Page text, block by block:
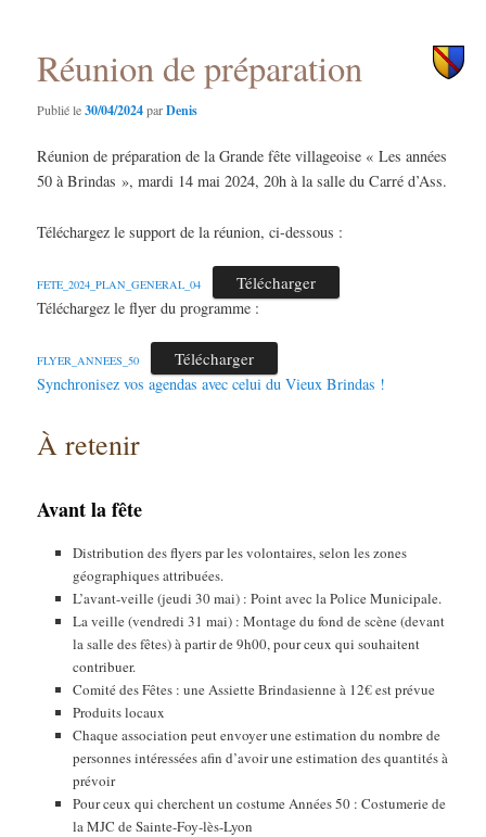
Réunion de préparation
Publié le30/04/2024parDenis
Réunion de préparation de la Grande fête villageoise « Les années
50 à Brindas », mardi 14 mai 2024, 20h à la salle du Carré d’Ass.
Téléchargez le support de la réunion, ci-dessous :
FETE_2024_PLAN_GENERAL_04 Télécharger
Téléchargez le flyer du programme :
FLYER_ANNEES_50 Télécharger
Synchronisez vos agendas avec celui du Vieux Brindas !
À retenir
Avant la fête
Distribution des flyers par les volontaires, selon les zones
géographiques attribuées.
L’avant-veille (jeudi 30 mai) : Point avec la Police Municipale.
La veille (vendredi 31 mai) : Montage du fond de scène (devant
la salle des fêtes) à partir de 9h00, pour ceux qui souhaitent
contribuer.
Comité des Fêtes : une Assiette Brindasienne à 12€ est prévue
Produits locaux
Chaque association peut envoyer une estimation du nombre de
personnes intéressées afin d’avoir une estimation des quantités à
prévoir
Pour ceux qui cherchent un costume Années 50 : Costumerie de
la MJC de Sainte-Foy-lès-Lyon